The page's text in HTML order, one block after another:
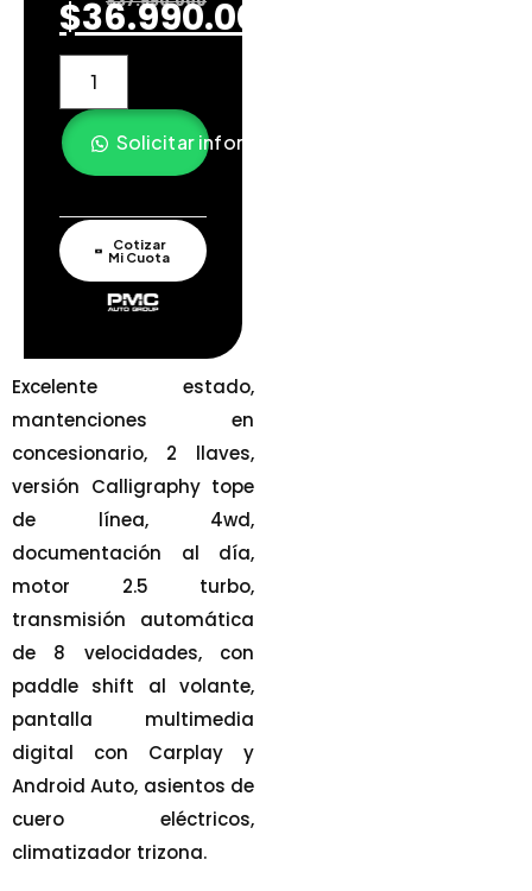
$36.990.000
Solicitar información
Cotizar
Mi Cuota
Excelente estado,
mantenciones en
concesionario, 2 llaves,
versión Calligraphy tope
de línea, 4wd,
documentación al día,
motor 2.5 turbo,
transmisión automática
de 8 velocidades, con
paddle shift al volante,
pantalla multimedia
digital con Carplay y
Android Auto, asientos de
cuero eléctricos,
climatizador trizona.